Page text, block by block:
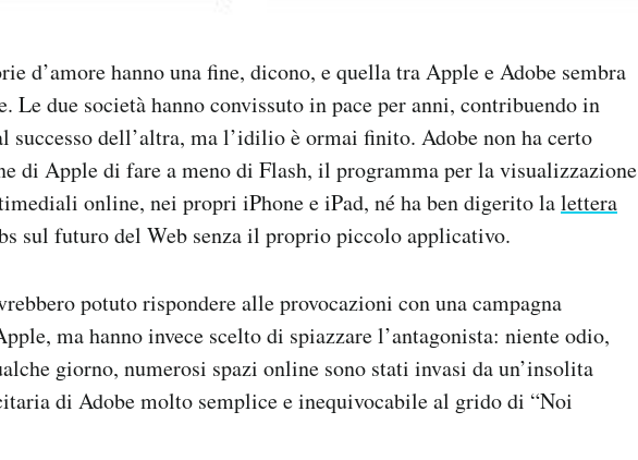
d’amore hanno una fine, dicono, e quella tra Apple e Adobe sembra
Le due società hanno convissuto in pace per anni, contribuendo in
successo dell’altra, ma l’idilio è ormai finito. Adobe non ha certo
di Apple di fare a meno di Flash, il programma per la visualizzazione
online, nei propri iPhone e iPad, né ha ben digerito lalettera
sul futuro del Web senza il proprio piccolo applicativo.
potuto rispondere alle provocazioni con una campagna
ma hanno invece scelto di spiazzare l’antagonista: niente odio,
giorno, numerosi spazi online sono stati invasi da un’insolita
di Adobe molto semplice e inequivocabile al grido di “Noi